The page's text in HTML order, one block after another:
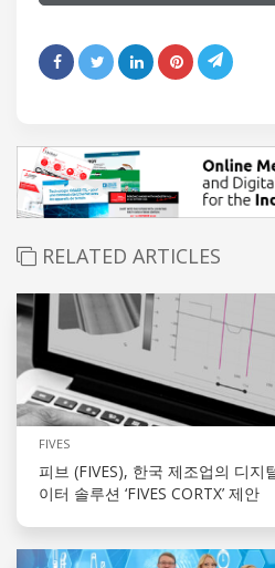
RELATED ARTICLES
FIVES
피브 (FIVES), 한국 제조업의 디지
이터 솔루션 ‘FIVES CORTX’ 제안